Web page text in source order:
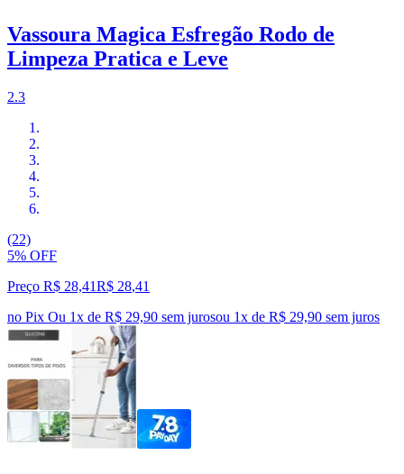
Vassoura Magica Esfregão Rodo de
Limpeza Pratica e Leve
2.3
(22)
5% OFF
Preço R$ 28,41R$ 28,41
no Pix Ou 1x de R$ 29,90 sem jurosou 1x de R$ 29,90 sem juros